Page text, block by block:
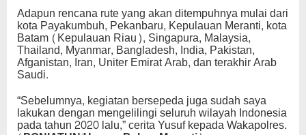
Adapun rencana rute yang akan ditempuhnya mulai dari
kota Payakumbuh, Pekanbaru, Kepulauan Meranti, kota
Batam (Kepulauan Riau), Singapura, Malaysia,
Thailand, Myanmar, Bangladesh, India, Pakistan,
Afganistan, Iran, Uniter Emirat Arab, dan terakhir Arab
Saudi.
“Sebelumnya, kegiatan bersepeda juga sudah saya
lakukan dengan mengelilingi seluruh wilayah Indonesia
pada tahun 2020 lalu,” cerita Yusuf kepada Wakapolres.